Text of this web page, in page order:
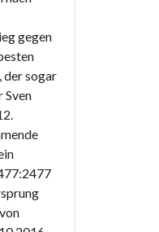
gegen
der sogar
Sven